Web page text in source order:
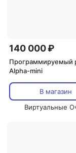
140 000 ₽
Программируемый
Alpha-mini
В магазин
Виртуальные